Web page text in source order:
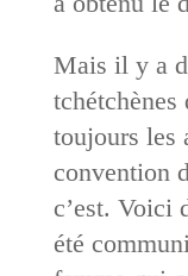
Mais il y a
tchétchènes
toujours les
convention
c’est. Voici
été